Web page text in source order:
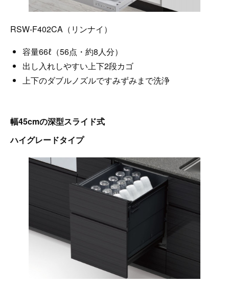
RSW-F402CA（リンナイ）
容量66ℓ（56点・約8人分）
出し入れしやすい上下2段カゴ
上下のダブルノズルですみずみまで洗浄
幅45cmの深型スライド式
ハイグレードタイプ